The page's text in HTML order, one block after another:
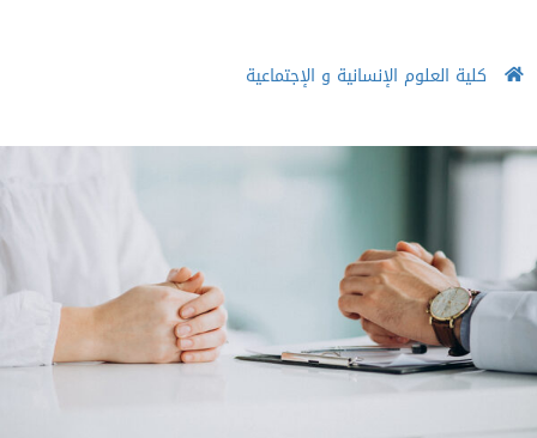
كلية العلوم الإنسانية و الإجتماعية